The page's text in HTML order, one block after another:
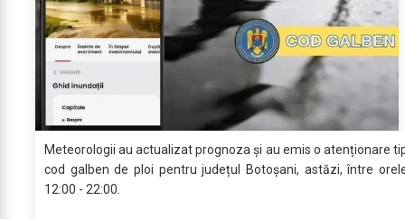
Meteorologii au actualizat prognoza și au emis o atenționare
cod galben de ploi pentru județul Botoșani, astăzi, între
12:00 - 22:00.